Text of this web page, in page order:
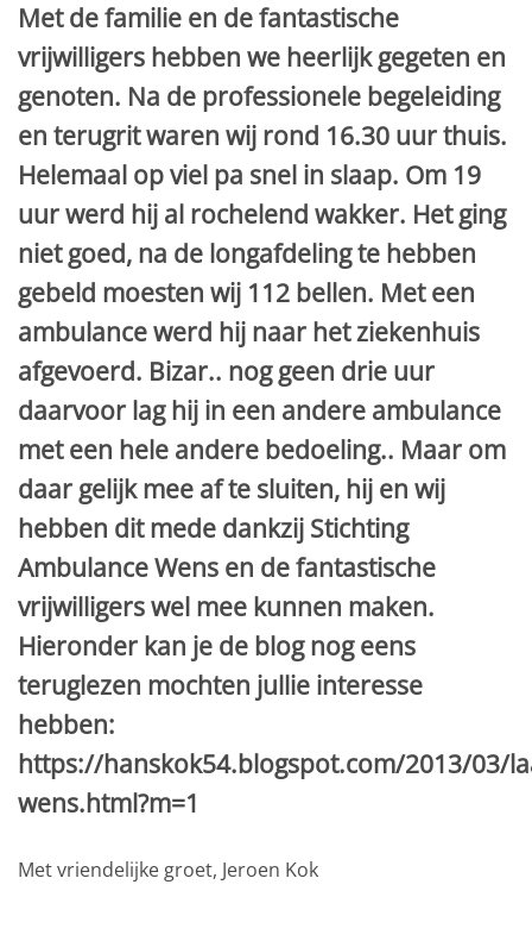
Met de familie en de fantastische
vrijwilligers hebben we heerlijk gegeten en
genoten. Na de professionele begeleiding
en terugrit waren wij rond 16.30 uur thuis.
Helemaal op viel pa snel in slaap. Om 19
uur werd hij al rochelend wakker. Het ging
niet goed, na de longafdeling te hebben
gebeld moesten wij 112 bellen. Met een
ambulance werd hij naar het ziekenhuis
afgevoerd. Bizar.. nog geen drie uur
daarvoor lag hij in een andere ambulance
met een hele andere bedoeling.. Maar om
daar gelijk mee af te sluiten, hij en wij
hebben dit mede dankzij Stichting
Ambulance Wens en de fantastische
vrijwilligers wel mee kunnen maken.
Hieronder kan je de blog nog eens
teruglezen mochten jullie interesse
hebben:
https://hanskok54.blogspot.com/2013/03/
wens.html?m=1
Met vriendelijke groet, Jeroen Kok